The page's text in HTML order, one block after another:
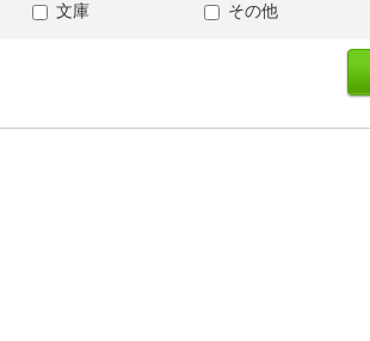
文庫 その他